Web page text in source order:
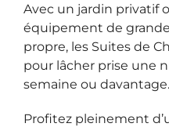
Avec un jardin privatif
équipement de
propre, les Suites de
pour lâcher prise une
semaine ou davantage.
Profitez pleinement